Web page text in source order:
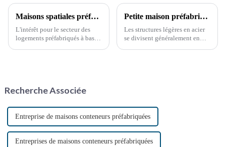
Maisons spatiales préfabriquées à bas prix : perspectives d'avenir
L'intérêt pour le secteur des
logements préfabriqués à bas
construction durables.
Petite maison préfabriquée pour entrepôt de stockage
Les structures légères en acier
se divisent généralement en
Recherche Associée
Entreprise de maisons conteneurs préfabriquées
Entreprises de maisons conteneurs préfabriquées